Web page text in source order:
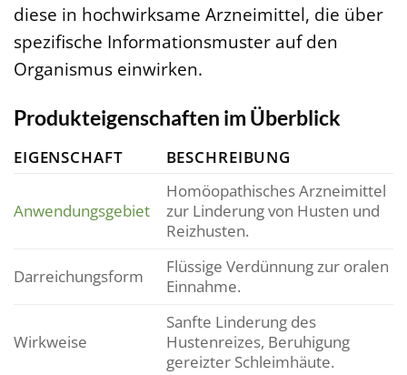
diese in hochwirksame Arzneimittel, die über
spezifische Informationsmuster auf den
Organismus einwirken.
Produkteigenschaften im Überblick
EIGENSCHAFT BESCHREIBUNG
Anwendungsgebiet
Homöopathisches Arzneimittel
zur Linderung von Husten und
Reizhusten.
Darreichungsform
Flüssige Verdünnung zur oralen
Einnahme.
Wirkweise
Sanfte Linderung des
Hustenreizes, Beruhigung
gereizter Schleimhäute.